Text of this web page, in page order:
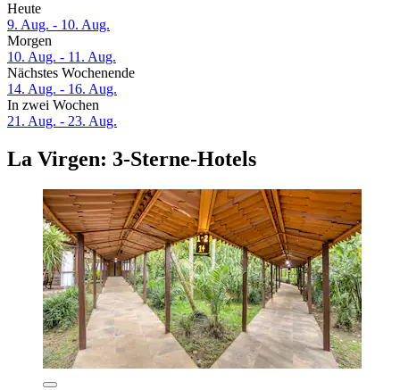
Heute
9. Aug. - 10. Aug.
Morgen
10. Aug. - 11. Aug.
Nächstes Wochenende
14. Aug. - 16. Aug.
In zwei Wochen
21. Aug. - 23. Aug.
La Virgen: 3-Sterne-Hotels